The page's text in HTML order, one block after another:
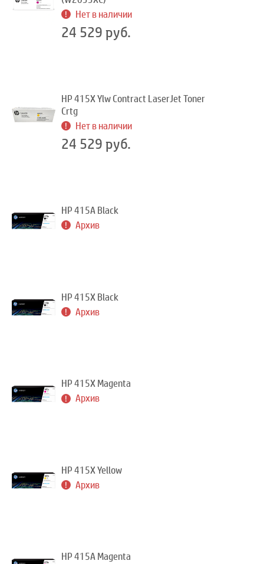
Нет в наличии
24 529 руб.
HP 415X Ylw Contract LaserJet Toner
Crtg
Нет в наличии
24 529 руб.
HP 415A Black
Архив
HP 415X Black
Архив
HP 415X Magenta
Архив
HP 415X Yellow
Архив
HP 415A Magenta